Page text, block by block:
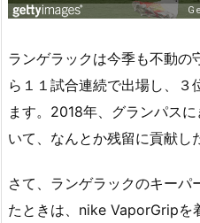
ランゲラックは今季も不動の
ら１１試合連続で出場し、３
ます。2018年、グランパス
いて、なんとか残留に貢献し
さて、ランゲラックのキーパ
たときは、nike VaporGripを